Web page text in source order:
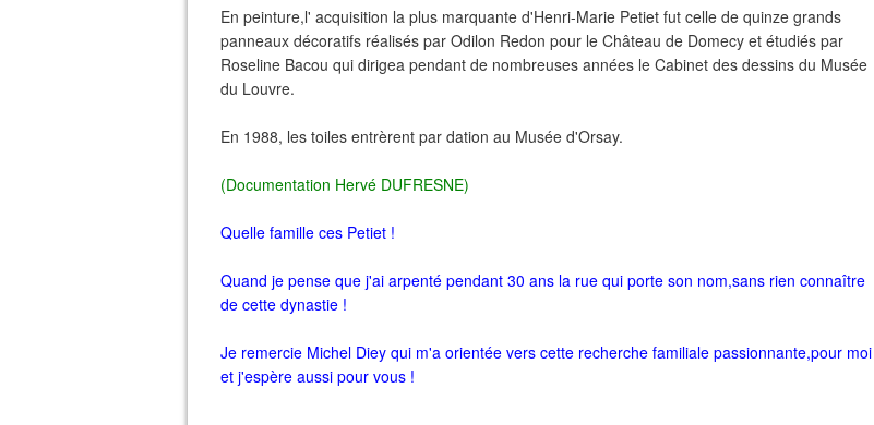
En peinture,l' acquisition la plus marquante d'Henri-Marie Petiet fut celle de quinze grands
panneaux décoratifs réalisés par Odilon Redon pour le Château de Domecy et étudiés par
Roseline Bacou qui dirigea pendant de nombreuses années le Cabinet des dessins du Musée
du Louvre.
En 1988, les toiles entrèrent par dation au Musée d'Orsay.
(Documentation Hervé DUFRESNE)
Quelle famille ces Petiet !
Quand je pense que j'ai arpenté pendant 30 ans la rue qui porte son nom,sans rien connaître
de cette dynastie !
Je remercie Michel Diey qui m'a orientée vers cette recherche familiale passionnante,pour moi
et j'espère aussi pour vous !